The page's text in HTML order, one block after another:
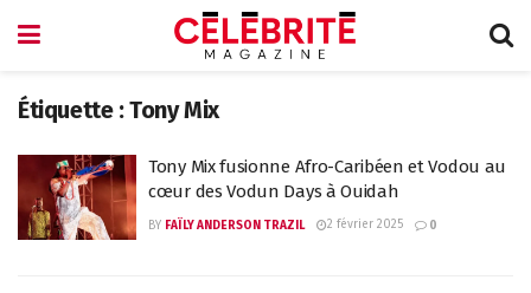
Étiquette :Tony Mix
Tony Mix fusionne Afro-Caribéen et Vodou au
cœur des Vodun Days à Ouidah
BY FAÏLY ANDERSON TRAZIL 2 février 2025 0